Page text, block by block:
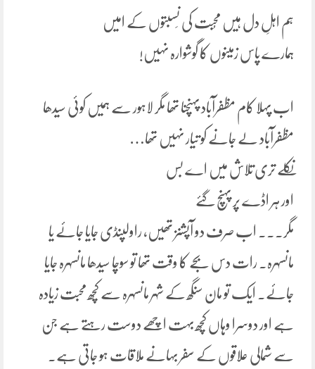
ہم اہلِ دل ہیں مُحبت کی نِسبتوں کے امیں
ہمارے پاس زمینوں کا گوشوارہ نہیں!
اب پہلا کام مظفرآباد پہنچنا تھا مگر لاہور سے ہمیں کوئی سیدھا
مظفرآباد لے جانے کو تیار نہیں تھا…
نکلے تری تلاش میں اے بس
اور ہر اڈے پر پہنچ گئے
مگر۔۔۔ اب صرف دو آپشنز تھیں، راولپنڈی جایا جائے یا
مانسہرہ۔ رات دس بجے کا وقت تھا تو سوچا سیدھا مانسہرہ جایا
جائے. ایک تو مان سنگھ کے شہر مانسہرہ سے کچھ محبت زیادہ
ہے اور دوسرا وہاں کچھ بہت اچھے دوست رہتے ہے جن
سے شمالی علاقوں کے سفر بہانے ملاقات ہو جاتی ہے۔